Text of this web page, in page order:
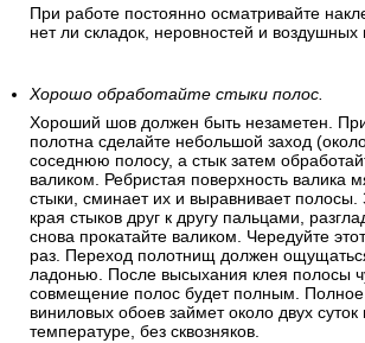
При работе постоянно осматривайте
нет ли складок, неровностей и воздушных
Хорошо обработайте стыки полос.
Хороший шов должен быть незаметен.
полотна сделайте небольшой заход
соседнюю полосу, а стык затем
валиком. Ребристая поверхность валика
стыки, сминает их и выравнивает полосы.
края стыков друг к другу пальцами,
снова прокатайте валиком. Чередуйте
раз. Переход полотнищ должен
ладонью. После высыхания клея полосы
совмещение полос будет полным.
виниловых обоев займет около двух
температуре, без сквозняков.